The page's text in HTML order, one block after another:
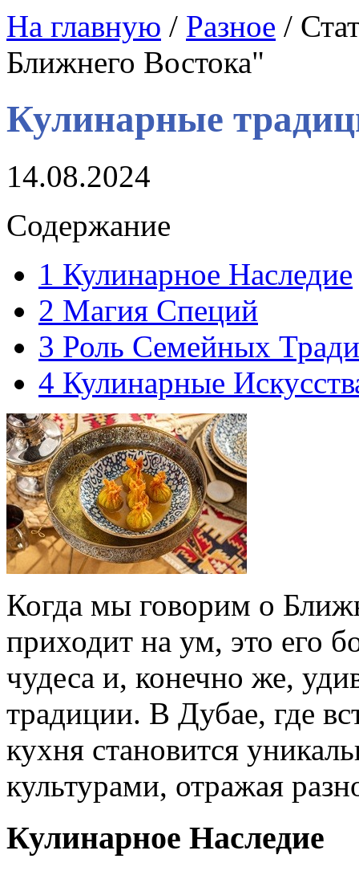
На главную / Разное /
Ближнего Востока"
Кулинарные
14.08.2024
Содержание
1 Кулинарное Наследие
2 Магия Специй
3 Роль Семейных
4 Кулинарные
Когда мы говорим о
приходит на ум, это его
чудеса и, конечно же,
традиции. В Дубае, где
кухня становится
культурами, отражая
Кулинарное Наследие